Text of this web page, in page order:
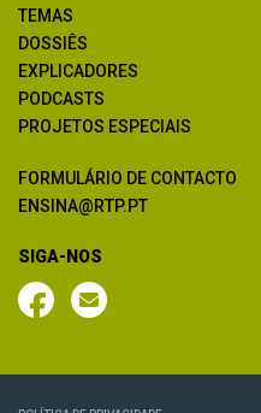
TEMAS
DOSSIÊS
EXPLICADORES
PODCASTS
PROJETOS ESPECIAIS
FORMULÁRIO DE CONTACTO
ENSINA@RTP.PT
SIGA-NOS